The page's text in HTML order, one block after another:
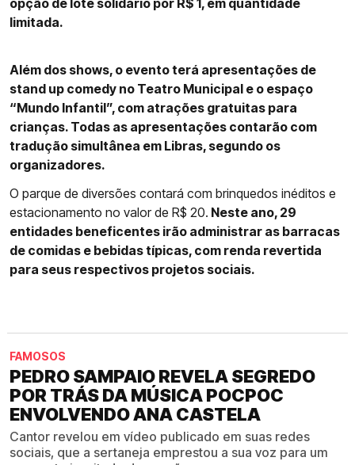
opção de lote solidário por R$ 1, em quantidade
limitada.
Além dos shows, o evento terá apresentações de
stand up comedy no Teatro Municipal e o espaço
“Mundo Infantil”, com atrações gratuitas para
crianças. Todas as apresentações contarão com
tradução simultânea em Libras, segundo os
organizadores.
O parque de diversões contará com brinquedos inéditos e
estacionamento no valor de R$ 20. Neste ano, 29
entidades beneficentes irão administrar as barracas
de comidas e bebidas típicas, com renda revertida
para seus respectivos projetos sociais.
FAMOSOS
PEDRO SAMPAIO REVELA SEGREDO
POR TRÁS DA MÚSICA POCPOC
ENVOLVENDO ANA CASTELA
Cantor revelou em vídeo publicado em suas redes
sociais, que a sertaneja emprestou a sua voz para um